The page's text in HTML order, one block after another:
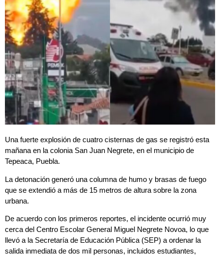
Una fuerte explosión de cuatro cisternas de gas se registró esta
mañana en la colonia San Juan Negrete, en el municipio de
Tepeaca, Puebla.
La detonación generó una columna de humo y brasas de fuego
que se extendió a más de 15 metros de altura sobre la zona
urbana.
De acuerdo con los primeros reportes, el incidente ocurrió muy
cerca del Centro Escolar General Miguel Negrete Novoa, lo que
llevó a la Secretaría de Educación Pública (SEP) a ordenar la
salida inmediata de dos mil personas, incluidos estudiantes,